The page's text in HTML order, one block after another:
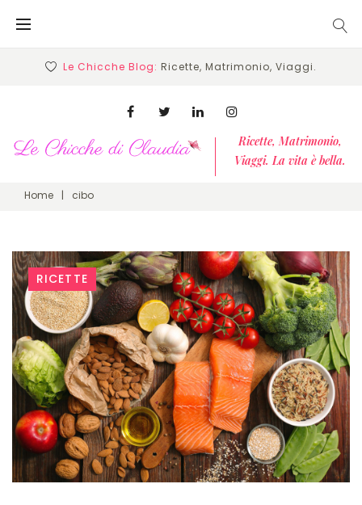
Le Chicche Blog: Ricette, Matrimonio, Viaggi.
Ricette, Matrimonio,
Viaggi. La vita è bella.
Facebook LinkedinInstagram
Home | cibo
Tag:
cibo
RICETTE